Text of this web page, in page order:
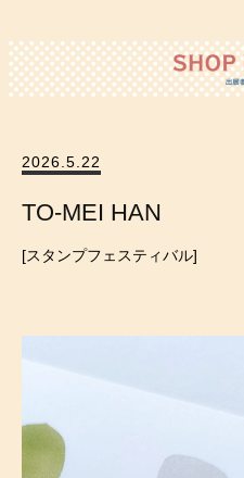
2026.5.22
TO-MEI HAN
スタンプフェスティバル